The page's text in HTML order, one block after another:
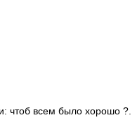
чтоб всем было хорошо ?.